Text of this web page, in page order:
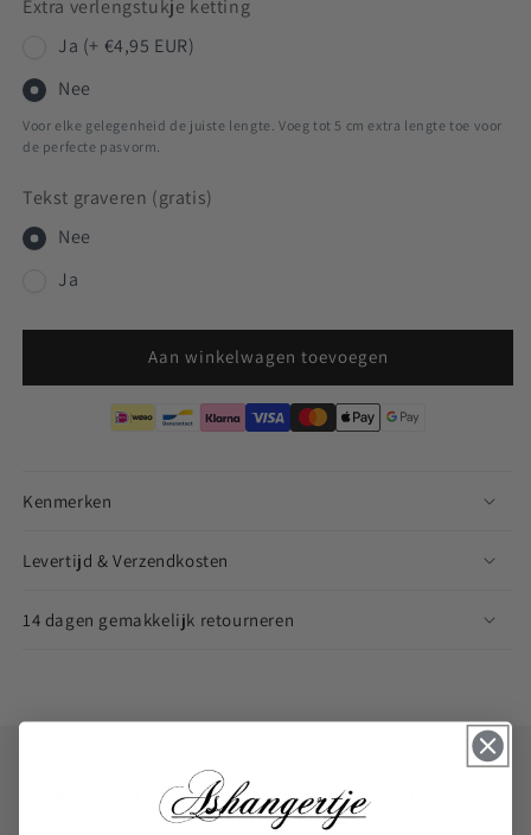
Extra verlengstukje ketting
Ja (+ €4,95 EUR)
Nee
Voor elke gelegenheid de juiste lengte. Voeg tot 5 cm extra lengte toe voor
de perfecte pasvorm.
Tekst graveren (gratis)
Nee
Ja
Aan winkelwagen toevoegen
Kenmerken
Levertijd & Verzendkosten
14 dagen gemakkelijk retourneren
Echte reviews van echte klanten